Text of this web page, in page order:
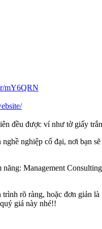
mY6QRN
đều được ví như tờ giấy
nghiệp cổ đại, nơi
Management
rõ ràng, hoặc đơn giản
giá này nhé!!